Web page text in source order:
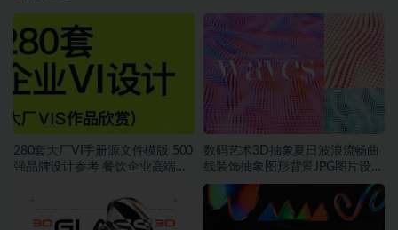
280套大厂VI手册源文件模版 500
强品牌设计参考 餐饮企业高端矢
数码艺术3D抽象夏日波浪流畅曲
线装饰抽象图形背景JPG图片设计
素材